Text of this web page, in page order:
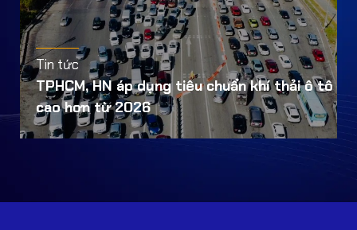
Tin tức
TPHCM, HN áp dụng tiêu chuẩn khí thải ô tô
cao hơn từ 2026